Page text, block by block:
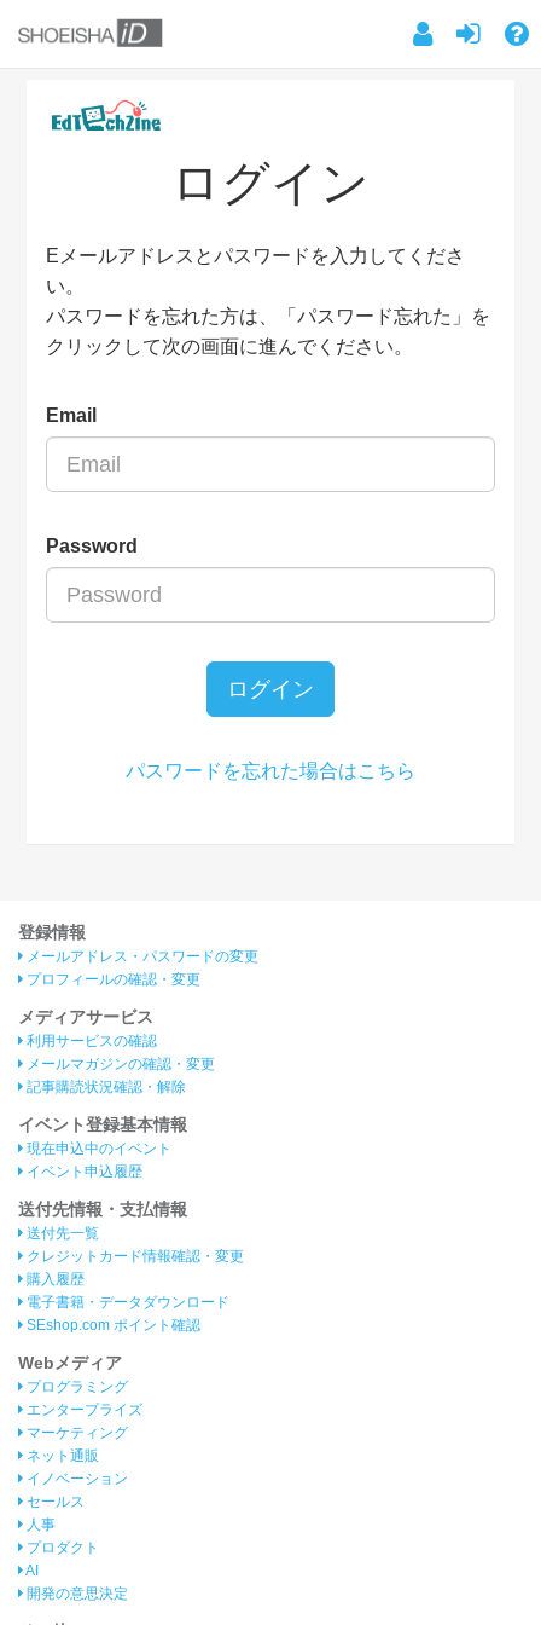
ログイン
Eメールアドレスとパスワードを入力してくださ
い。
パスワードを忘れた方は、「パスワード忘れた」を
クリックして次の画面に進んでください。
Email
Password
ログイン
パスワードを忘れた場合はこちら
登録情報
メールアドレス・パスワードの変更
プロフィールの確認・変更
メディアサービス
利用サービスの確認
メールマガジンの確認・変更
記事購読状況確認・解除
イベント登録基本情報
現在申込中のイベント
イベント申込履歴
送付先情報・支払情報
送付先一覧
クレジットカード情報確認・変更
購入履歴
電子書籍・データダウンロード
SEshop.com ポイント確認
Webメディア
プログラミング
エンタープライズ
マーケティング
ネット通販
イノベーション
セールス
人事
プロダクト
AI
開発の意思決定